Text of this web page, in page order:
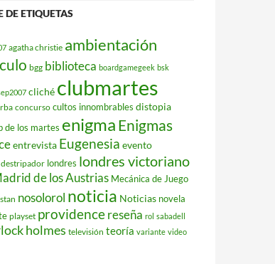
DE ETIQUETAS
agatha christie ambientación
bgg biblioteca boardgamegeek bsk
cliché clubmartes
concurso cultos innombrables distopia
de los martes enigma Enigmas
entrevista Eugenesia evento
destripador londres londres victoriano
de los Austrias Mecánica de Juego
nosolorol noticia Noticias novela
playset providencereseña rol sabadell
holmes televisión teoría variante video